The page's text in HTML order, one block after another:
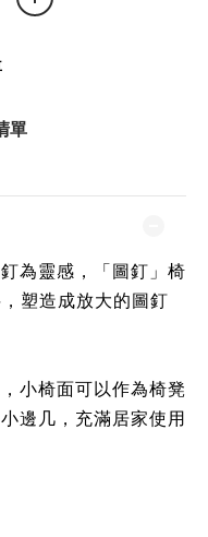
單
為靈感，「圖釘」椅
塑造成放大的圖釘
小椅面可以作為椅凳
邊几，充滿居家使用